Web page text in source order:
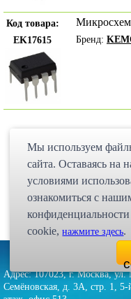
Код товара:
EK17615
Бренд:
Мы используем
сайта. Оставаясь на
условиями
ознакомиться с
cookie,нажмите здесь.
Адрес: 107023, г. Москва, ул.
Семёновская, д. 3А, стр. 1, 5-